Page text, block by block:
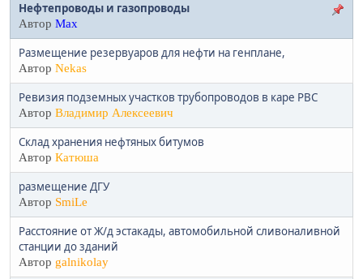
Нефтепроводы и газопроводы
Автор Max
Размещение резервуаров для нефти на генплане,
Автор Nekas
Ревизия подземных участков трубопроводов в каре РВС
Автор Владимир Алексеевич
Склад хранения нефтяных битумов
Автор Катюша
размещение ДГУ
Автор SmiLe
Расстояние от Ж/д эстакады, автомобильной сливоналивной
станции до зданий
Автор galnikolay